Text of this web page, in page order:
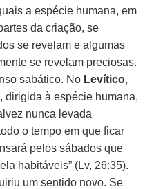
a espécie humana, em
da criação, se
se revelam e algumas
se revelam preciosas.
sabático. No Levítico,
dirigida à espécie humana,
nunca levada
o tempo em que ficar
pelos sábados que
habitáveis” (Lv, 26:35).
um sentido novo. Se